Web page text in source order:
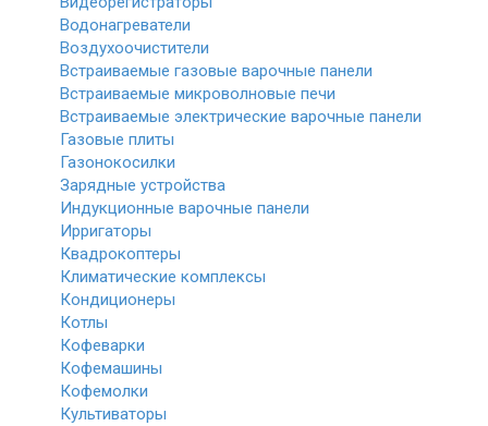
Водонагреватели
Воздухоочистители
Встраиваемые газовые варочные панели
Встраиваемые микроволновые печи
Встраиваемые электрические варочные панели
Газовые плиты
Газонокосилки
Зарядные устройства
Индукционные варочные панели
Ирригаторы
Квадрокоптеры
Климатические комплексы
Кондиционеры
Котлы
Кофеварки
Кофемашины
Кофемолки
Культиваторы